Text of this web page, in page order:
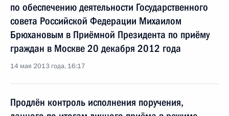
по обеспечению деятельности Государственного
совета Российской Федерации Михаилом
Брюхановым в Приёмной Президента по приёму
граждан в Москве 20 декабря 2012 года
14 мая 2013 года, 16:17
Продлён контроль исполнения поручения,